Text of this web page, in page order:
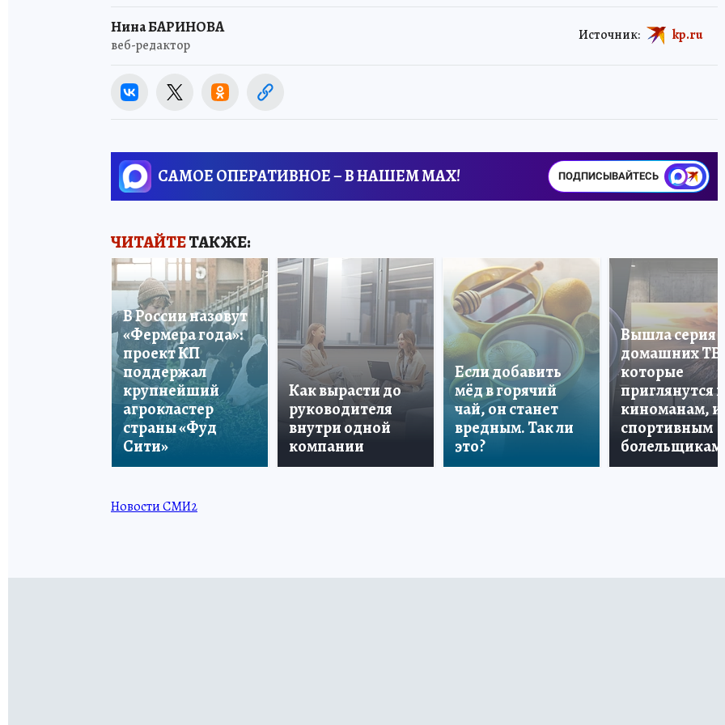
Нина БАРИНОВА
веб-редактор
Источник: kp.ru
САМОЕ ОПЕРАТИВНОЕ – В НАШЕМ MAX! ПОДПИСЫВАЙТЕСЬ
ЧИТАЙТЕТАКЖЕ:
В России назовут
«Фермера года»:
проект КП
поддержал
крупнейший
агрокластер
страны «Фуд
Сити»
Как вырасти до
руководителя
внутри одной
компании
Если добавить
мёд в горячий
чай, он станет
вредным. Так ли
это?
Вышла серия
домашних ТВ,
которые
приглянутся и
киноманам, и
спортивным
болельщикам
Новости СМИ2